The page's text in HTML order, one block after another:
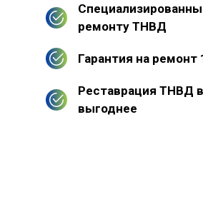
ремонту ТНВД
Гарантия на ремонт
Реставрация ТНВД
выгоднее